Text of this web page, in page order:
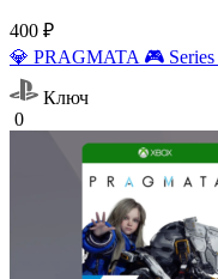
400 ₽
💎 PRAGMATA 🎮 Series
Ключ
0